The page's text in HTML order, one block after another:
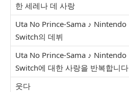
한 세레나 데 사랑
Uta No Prince-Sama ♪ Nintendo
Switch의 데뷔
Uta No Prince-Sama ♪ Nintendo
Switch에 대한 사랑을 반복합니다
웃다